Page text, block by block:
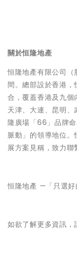
關於恒隆地產
恒隆地產有限公司（
間。總部設於香港
合，覆蓋香港及九個
天津、大連、昆明
隆廣場「66」品牌
脈動」的領導地位
展方案見稱，致力聯
恒隆地產 — 「只選
如欲了解更多資訊，